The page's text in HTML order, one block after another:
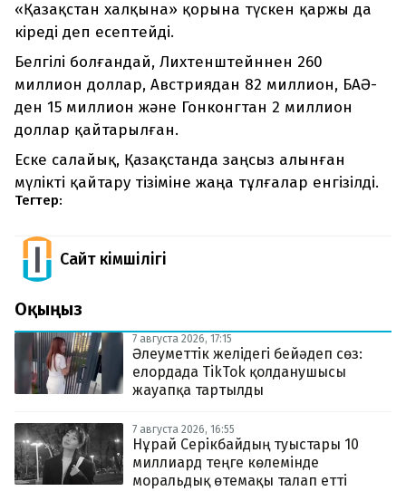
«Қазақстан халқына» қорына түскен қаржы да
кіреді деп есептейді.
Белгілі болғандай, Лихтенштейннен 260
миллион доллар, Австриядан 82 миллион, БАӘ-
ден 15 миллион және Гонконгтан 2 миллион
доллар қайтарылған.
Еске салайық, Қазақстанда заңсыз алынған
мүлікті қайтару тізіміне жаңа тұлғалар енгізілді.
Тегтер:
Сайт Әкімшілігі
Оқыңыз
7 августа 2026, 17:15
Әлеуметтік желідегі бейәдеп сөз:
елордада TikTok қолданушысы
жауапқа тартылды
7 августа 2026, 16:55
Нұрай Серікбайдың туыстары 10
миллиард теңге көлемінде
моральдық өтемақы талап етті